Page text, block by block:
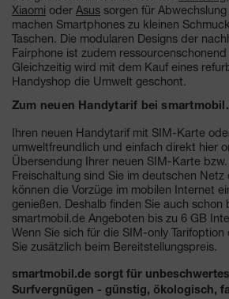
Xiaomi oder Asus sorgen für
machen Smartphones zu kleinen
Taschen. Die modularen Designs der
Fairphone ist zudem
Gleichzeitig wird mit dem Kauf eines
Handyshop die Umwelt geschont.
Zum neuen Handytarif bei
Ihren neuen Handytarif mit SIM-Karte
umweltfreundlich und einfach direkt hier
Übersendung Ihrer neuen SIM-Karte
Freischaltung sind Sie im deutschen Netz
können die Vorzüge im mobilen Internet
genießen. Deshalb finden Sie auch schon
smartmobil.de Angeboten bis zu 6 GB
Wenn Sie sich für die SIM-only
Sie zusätzlich beim Bereitstellungspreis.
smartmobil.de sorgt für
Surfvergnügen - günstig, ökologisch,